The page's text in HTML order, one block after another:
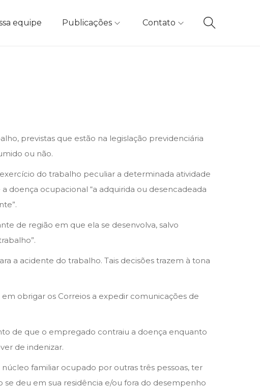
equipe Publicações Contato
previstas que estão na legislação previdenciária
ou não.
do trabalho peculiar a determinada atividade
doença ocupacional “a adquirida ou desencadeada
de região em que ela se desenvolva, salvo
a acidente do trabalho. Tais decisões trazem à tona
obrigar os Correios a expedir comunicações de
de que o empregado contraiu a doença enquanto
de indenizar.
familiar ocupado por outras três pessoas, ter
deu em sua residência e/ou fora do desempenho